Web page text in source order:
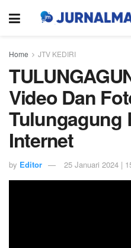
Home JTV KEDIRI
Video Dan
Tulungagung
Internet
by Editor 25 Januari 2024 |